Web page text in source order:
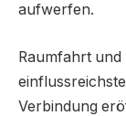
aufwerfen.
Raumfahrt
Verbindung